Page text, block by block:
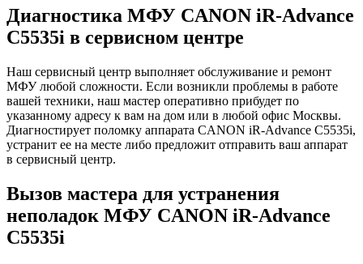
Диагностика МФУ CANON iR-Advance
C5535i в сервисном центре
Наш сервисный центр выполняет обслуживание и ремонт
МФУ любой сложности. Если возникли проблемы в работе
вашей техники, наш мастер оперативно прибудет по
указанному адресу к вам на дом или в любой офис Москвы.
Диагностирует поломку аппарата CANON iR-Advance C5535i,
устранит ее на месте либо предложит отправить ваш аппарат
в сервисный центр.
Вызов мастера для устранения
неполадок МФУ CANON iR-Advance
C5535i